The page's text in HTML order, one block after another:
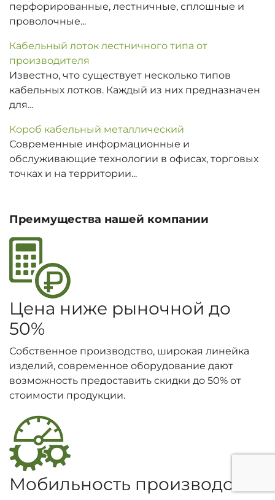
перфорированные, лестничные, сплошные и
проволочные...
Кабельный лоток лестничного типа от
производителя
Известно, что существует несколько типов
кабельных лотков. Каждый из них предназначен
для...
Короб кабельный металлический
Современные информационные и
обслуживающие технологии в офисах, торговых
точках и на территории...
Преимущества нашей компании
Цена ниже рыночной до
50%
Собственное производство, широкая линейка
изделий, современное оборудование дают
возможность предоставить скидки до 50% от
стоимости продукции.
Мобильность производства